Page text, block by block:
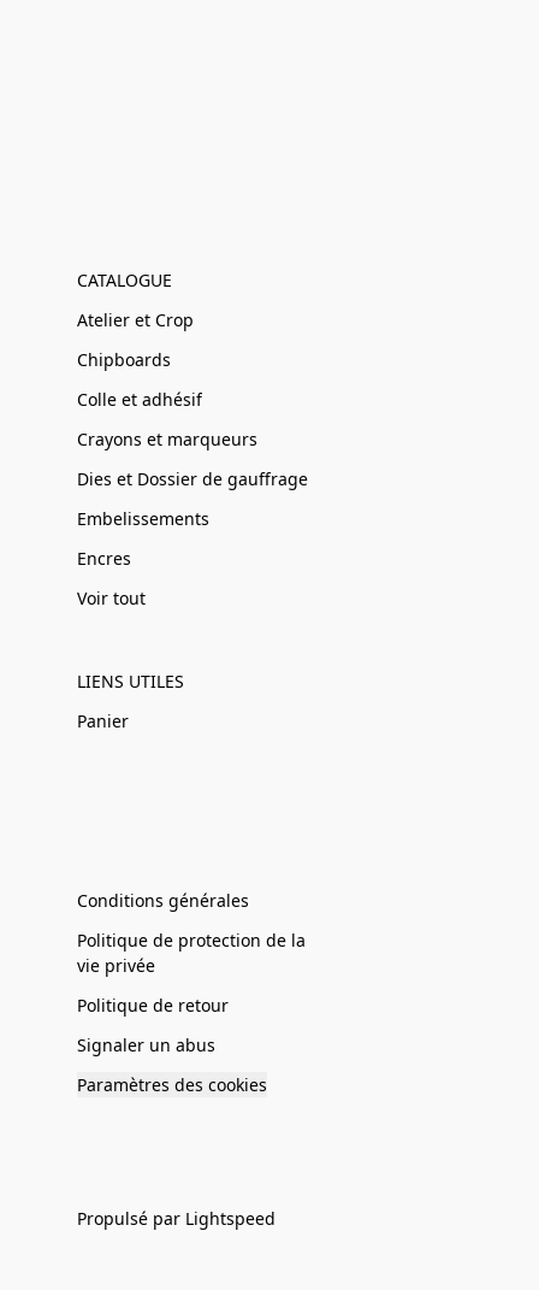
CATALOGUE
Atelier et Crop
Chipboards
Colle et adhésif
Crayons et marqueurs
Dies et Dossier de gauffrage
Embelissements
Encres
Voir tout
LIENS UTILES
Panier
Conditions générales
Politique de protection de la
vie privée
Politique de retour
Signaler un abus
Paramètres des cookies
Propulsé par Lightspeed